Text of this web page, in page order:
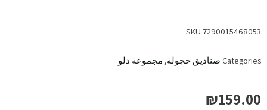
SKU 7290015468053
Categories صناديق خجولة, مجموعة دلو
₪159.00